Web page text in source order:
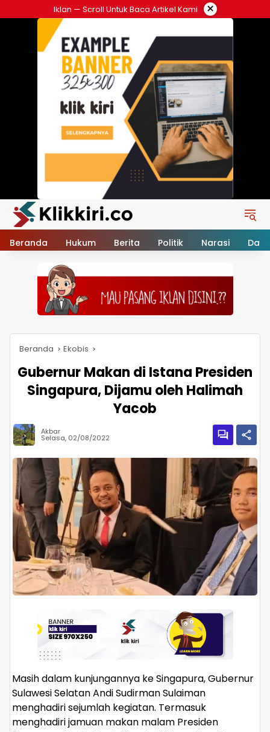
ke
Iklan — Scroll Untuk Baca Artikel Kami ×
Beranda Hukum Berita Politik Narasi
Beranda Ekobis
Gubernur Makan di Istana Presiden
Singapura, Dijamu oleh Halimah
Yacob
Akbar
Selasa, 02/08/2022
Masih dalam kunjungannya ke Singapura, Gubernur
Sulawesi Selatan Andi Sudirman Sulaiman
menghadiri sejumlah kegiatan. Termasuk
menghadiri jamuan makan malam Presiden